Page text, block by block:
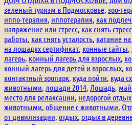
зеленый туризм в Подмосковье зоо-
иппо-терапия иппотерапия как
напряжение или стресс как снять стресс
работы как снять усталость катание
на лошадях сертификат конные сайты
лагерь конный лагерь для взрослых
конный лагерь для детей и взрослых
контактный зоопарк куда пойти куда
животными лошади 2014 Лошадь
место для релаксации недорогой отдых
животными общение с животными
от цивилизации отдых отдых в